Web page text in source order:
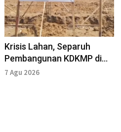
Krisis Lahan, Separuh
Pembangunan KDKMP di
Pandeglang Terhambat
7 Agu 2026